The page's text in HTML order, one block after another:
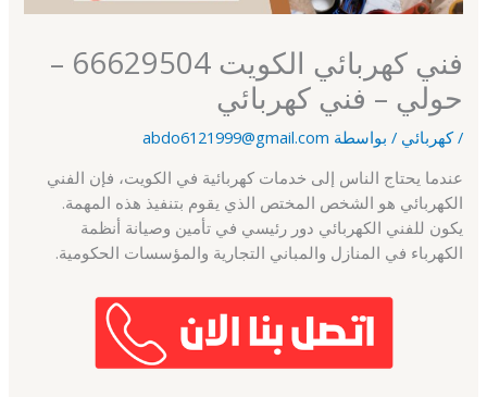
فني كهربائي الكويت 66629504 –
حولي – فني كهربائي
/كهربائي / بواسطة abdo6121999@gmail.com
عندما يحتاج الناس إلى خدمات كهربائية في الكويت، فإن الفني
الكهربائي هو الشخص المختص الذي يقوم بتنفيذ هذه المهمة.
يكون للفني الكهربائي دور رئيسي في تأمين وصيانة أنظمة
الكهرباء في المنازل والمباني التجارية والمؤسسات الحكومية.